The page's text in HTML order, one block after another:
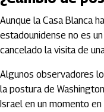
Aunque la Casa Blanca
estadounidense no es
cancelado la visita de
Algunos observadores
la postura de
Israel en un momento